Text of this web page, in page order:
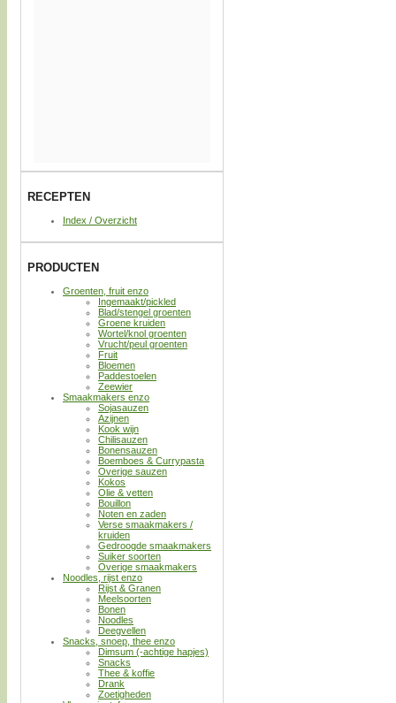
RECEPTEN
Index / Overzicht
PRODUCTEN
Groenten, fruit enzo
Ingemaakt/pickled
Blad/stengel groenten
Groene kruiden
Wortel/knol groenten
Vrucht/peul groenten
Fruit
Bloemen
Paddestoelen
Zeewier
Smaakmakers enzo
Sojasauzen
Azijnen
Kook wijn
Chilisauzen
Bonensauzen
Boemboes & Currypasta
Overige sauzen
Kokos
Olie & vetten
Bouillon
Noten en zaden
Verse smaakmakers /
kruiden
Gedroogde smaakmakers
Suiker soorten
Overige smaakmakers
Noodles, rijst enzo
Rijst & Granen
Meelsoorten
Bonen
Noodles
Deegvellen
Snacks, snoep, thee enzo
Dimsum (-achtige hapjes)
Snacks
Thee & koffie
Drank
Zoetigheden